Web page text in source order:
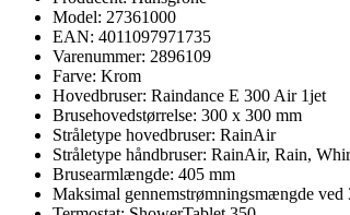
Model: 27361000
EAN: 4011097971735
Varenummer: 2896109
Farve: Krom
Hovedbruser: Raindance E 300 Air 1jet
Brusehovedstørrelse: 300 x 300 mm
Stråletype hovedbruser: RainAir
Stråletype håndbruser: RainAir, Rain,
Brusearmlængde: 405 mm
Maksimal gennemstrømningsmængde ved